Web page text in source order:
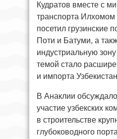
Кудратов вместе с
транспорта
посетил грузинские
Поти и Батуми, а
индустриальную
темой стало
и импорта
В Анаклии
участие узбекских
в строительстве
глубоководного